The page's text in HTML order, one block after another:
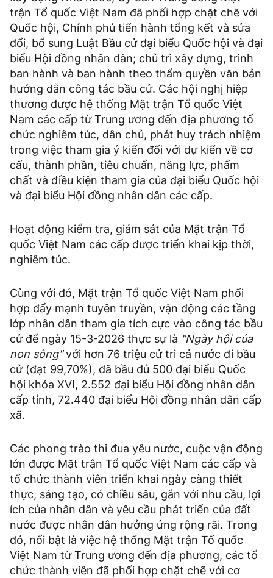
trận Tổ quốc Việt Nam đã phối hợp chặt chẽ với
Quốc hội, Chính phủ tiến hành tổng kết và sửa
đổi, bổ sung Luật Bầu cử đại biểu Quốc hội và đại
biểu Hội đồng nhân dân; chủ trì xây dựng, trình
ban hành và ban hành theo thẩm quyền văn bản
hướng dẫn công tác bầu cử. Các hội nghị hiệp
thương được hệ thống Mặt trận Tổ quốc Việt
Nam các cấp từ Trung ương đến địa phương tổ
chức nghiêm túc, dân chủ, phát huy trách nhiệm
trong việc tham gia ý kiến đối với dự kiến về cơ
cấu, thành phần, tiêu chuẩn, năng lực, phẩm
chất và điều kiện tham gia của đại biểu Quốc hội
và đại biểu Hội đồng nhân dân các cấp.
Hoạt động kiểm tra, giám sát của Mặt trận Tổ
quốc Việt Nam các cấp được triển khai kịp thời,
nghiêm túc.
Cùng với đó, Mặt trận Tổ quốc Việt Nam phối
hợp đẩy mạnh tuyên truyền, vận động các tầng
lớp nhân dân tham gia tích cực vào công tác bầu
cử để ngày 15-3-2026 thực sự là "Ngày hội của
non sông"với hơn 76 triệu cử tri cả nước đi bầu
cử (đạt 99,70%), đã bầu đủ 500 đại biểu Quốc
hội khóa XVI, 2.552 đại biểu Hội đồng nhân dân
cấp tỉnh, 72.440 đại biểu Hội đồng nhân dân cấp
xã.
Các phong trào thi đua yêu nước, cuộc vận động
lớn được Mặt trận Tổ quốc Việt Nam các cấp và
tổ chức thành viên triển khai ngày càng thiết
thực, sáng tạo, có chiều sâu, gắn với nhu cầu, lợi
ích của nhân dân và yêu cầu phát triển của đất
nước được nhân dân hưởng ứng rộng rãi. Trong
đó, nổi bật là việc hệ thống Mặt trận Tổ quốc
Việt Nam từ Trung ương đến địa phương, các tổ
chức thành viên đã phối hợp chặt chẽ với cơ